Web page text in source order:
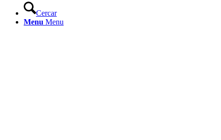
Cercar
Menu Menu